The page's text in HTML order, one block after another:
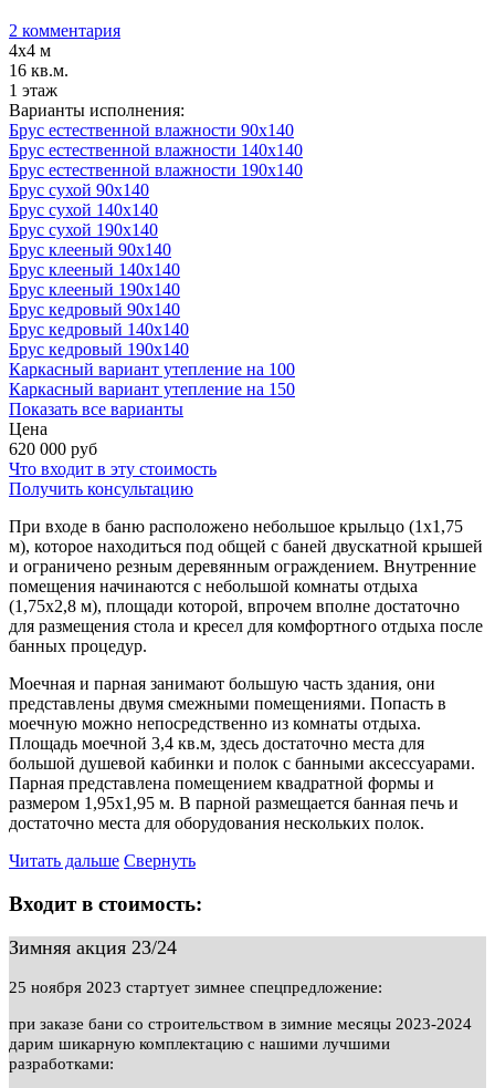
2 комментария
4х4 м
16 кв.м.
1 этаж
Варианты исполнения:
Брус естественной влажности 90x140
Брус естественной влажности 140x140
Брус естественной влажности 190x140
Брус сухой 90x140
Брус сухой 140x140
Брус сухой 190x140
Брус клееный 90x140
Брус клееный 140x140
Брус клееный 190x140
Брус кедровый 90x140
Брус кедровый 140x140
Брус кедровый 190x140
Каркасный вариант утепление на 100
Каркасный вариант утепление на 150
Показать все варианты
Цена
620 000 руб
Что входит в эту стоимость
Получить консультацию
При входе в баню расположено небольшое крыльцо (1х1,75
м), которое находиться под общей с баней двускатной крышей
и ограничено резным деревянным ограждением. Внутренние
помещения начинаются с небольшой комнаты отдыха
(1,75х2,8 м), площади которой, впрочем вполне достаточно
для размещения стола и кресел для комфортного отдыха после
банных процедур.
Моечная и парная занимают большую часть здания, они
представлены двумя смежными помещениями. Попасть в
моечную можно непосредственно из комнаты отдыха.
Площадь моечной 3,4 кв.м, здесь достаточно места для
большой душевой кабинки и полок с банными аксессуарами.
Парная представлена помещением квадратной формы и
размером 1,95х1,95 м. В парной размещается банная печь и
достаточно места для оборудования нескольких полок.
Читать дальше Свернуть
Входит в стоимость:
Зимняя акция 23/24
25 ноября 2023 стартует зимнее спецпредложение:
при заказе бани со строительством в зимние месяцы 2023-2024
дарим шикарную комплектацию с нашими лучшими
разработками: